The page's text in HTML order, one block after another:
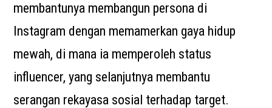
membantunya membangun persona di
Instagram dengan memamerkan gaya hidup
mewah, di mana ia memperoleh status
influencer, yang selanjutnya membantu
serangan rekayasa sosial terhadap target.